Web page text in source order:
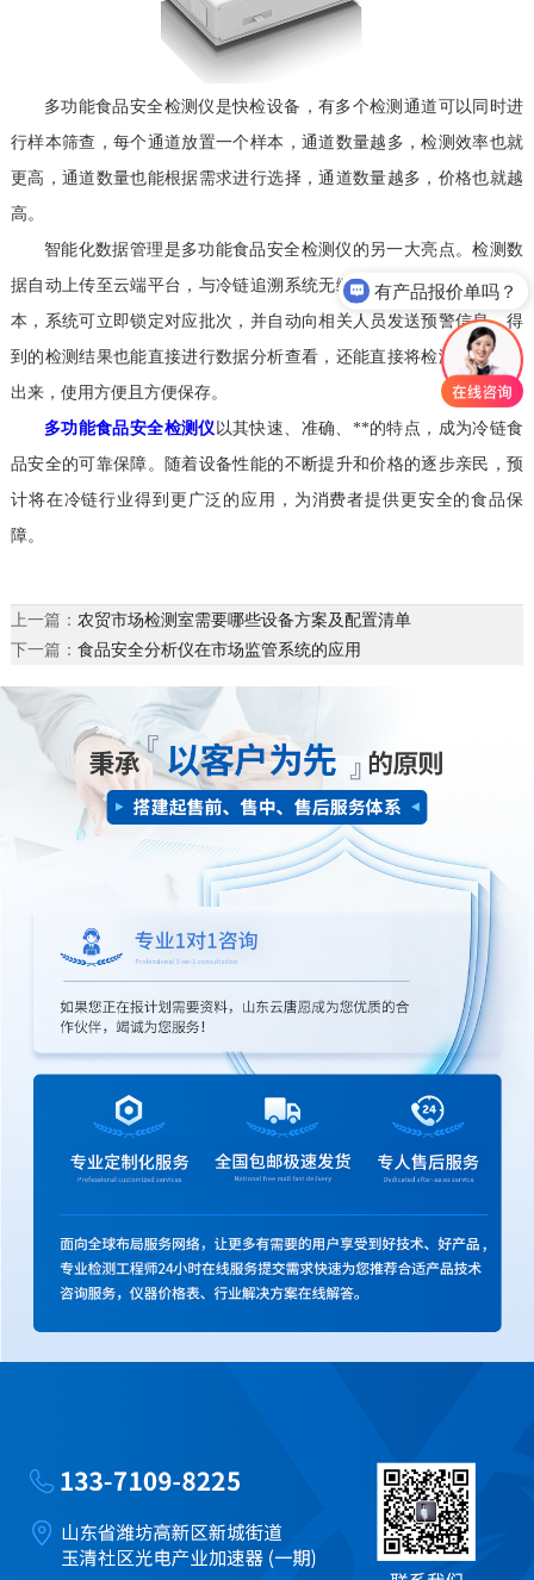
多功能食品安全检测仪是快检设备，有多个检测通道可以同时进
行样本筛查，每个通道放置一个样本，通道数量越多，检测效率也就
更高，通道数量也能根据需求进行选择，通道数量越多，价格也就越
高。
智能化数据管理是多功能食品安全检测仪的另一大亮点。检测数
据自动上传至云端平台，与冷链追溯系统无缝对接。一旦发现超标样
本，系统可立即锁定对应批次，并自动向相关人员发送预警信息，得
到的检测结果也能直接进行数据分析查看，还能直接将检测结果打印
出来，使用方便且方便保存。
多功能食品安全检测仪 以其快速、准确、**的特点，成为冷链食
品安全的可靠保障。随着设备性能的不断提升和价格的逐步亲民，预
计将在冷链行业得到更广泛的应用，为消费者提供更安全的食品保
障。
上一篇： 农贸市场检测室需要哪些设备方案及配置清单
下一篇： 食品安全分析仪在市场监管系统的应用
有产品报价单吗？